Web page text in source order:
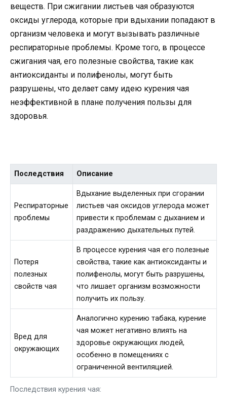
веществ. При сжигании листьев чая образуются
оксиды углерода, которые при вдыхании попадают в
организм человека и могут вызывать различные
респираторные проблемы. Кроме того, в процессе
сжигания чая, его полезные свойства, такие как
антиоксиданты и полифенолы, могут быть
разрушены, что делает саму идею курения чая
неэффективной в плане получения пользы для
здоровья.
Последствия курения чая:
Последствия Описание
Респираторные
проблемы
Вдыхание выделенных при сгорании
листьев чая оксидов углерода может
привести к проблемам с дыханием и
раздражению дыхательных путей.
Потеря
полезных
свойств чая
В процессе курения чая его полезные
свойства, такие как антиоксиданты и
полифенолы, могут быть разрушены,
что лишает организм возможности
получить их пользу.
Вред для
окружающих
Аналогично курению табака, курение
чая может негативно влиять на
здоровье окружающих людей,
особенно в помещениях с
ограниченной вентиляцией.